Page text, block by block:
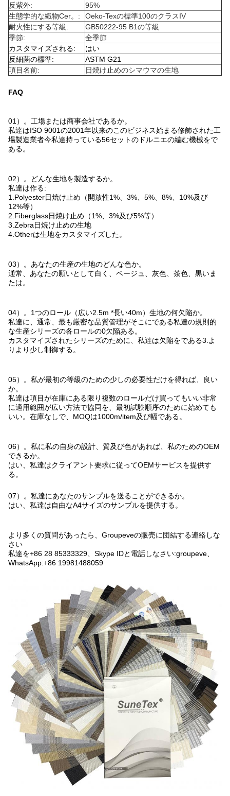
反紫外:
95%
生態学的な織物Cer。:
Oeko-Texの標準100のクラスIV
耐火性にする等級:
GB50222-95 B1の等級
季節:
全季節
カスタマイズされる:
はい
反細菌の標準:
ASTM G21
項目名前:
日焼け止めのシマウマの生地
FAQ
01）。工場または商事会社であるか。
私達はISO 9001の2001年以来のこのビジネス始まる修飾された工
場製造業者今私達持っている56セットのドルニエの編む機械をで
ある。
02）。どんな生地を製造するか。
私達は作る:
1.Polyester日焼け止め（開放性1%、3%、5%、8%、10%及び
12%等）
2.Fiberglass日焼け止め（1%、3%及び5%等）
3.Zebra日焼け止めの生地
4.Otherは生地をカスタマイズした。
03）。あなたの生産の生地のどんな色か。
通常、あなたの願いとして白く、ベージュ、灰色、茶色、黒いま
たは。
04）。1つのロール（広い2.5m *長い40m）生地の何欠陥か。
私達に、通常、最も厳密な品質管理がそこにである私達の規則的
な生産シリーズの各ロールの0欠陥ある。
カスタマイズされたシリーズのために、私達は欠陥をである3.よ
りより少し制御する。
05）。私が最初の等級のための少しの必要性だけを得れば、良い
か。
私達は項目が在庫にある限り複数のロールだけ買ってもいい非常
に適用範囲が広い方法で協同を、最初試験順序のために始めても
いい。在庫なしで、MOQは1000m/item及び幅である。
06）。私に私の自身の設計、質及び色があれば、私のためのOEM
できるか。
はい、私達はクライアント要求に従ってOEMサービスを提供す
る。
07）。私達にあなたのサンプルを送ることができるか。
はい、私達は自由なA4サイズのサンプルを提供する。
より多くの質問があったら、Groupeveの販売に団結する連絡しな
さい
私達を+86 28 85333329、Skype IDと電話しなさい:groupeve、
WhatsApp:+86 19981488059